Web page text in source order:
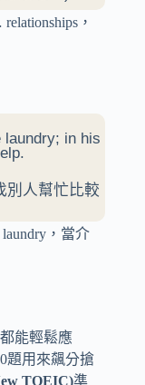
，
laundry; in his
別人幫忙比較
，當介
能輕鬆應
題用來飆分搶
TOEIC)準